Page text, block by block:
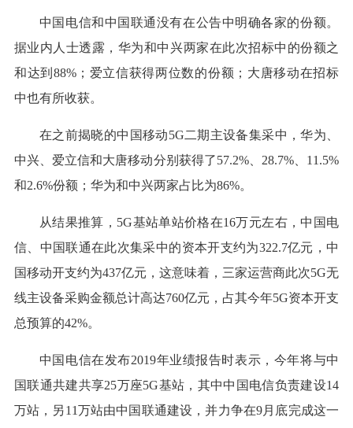
中国电信和中国联通没有在公告中明确各家的份额。
据业内人士透露，华为和中兴两家在此次招标中的份额之
和达到88%；爱立信获得两位数的份额；大唐移动在招标
中也有所收获。
在之前揭晓的中国移动5G二期主设备集采中，华为、
中兴、爱立信和大唐移动分别获得了57.2%、28.7%、11.5%
和2.6%份额；华为和中兴两家占比为86%。
从结果推算，5G基站单站价格在16万元左右，中国电
信、中国联通在此次集采中的资本开支约为322.7亿元，中
国移动开支约为437亿元，这意味着，三家运营商此次5G无
线主设备采购金额总计高达760亿元，占其今年5G资本开支
总预算的42%。
中国电信在发布2019年业绩报告时表示，今年将与中
国联通共建共享25万座5G基站，其中中国电信负责建设14
万站，另11万站由中国联通建设，并力争在9月底完成这一